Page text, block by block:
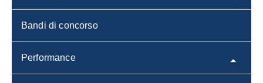
Bandi di concorso
Performance